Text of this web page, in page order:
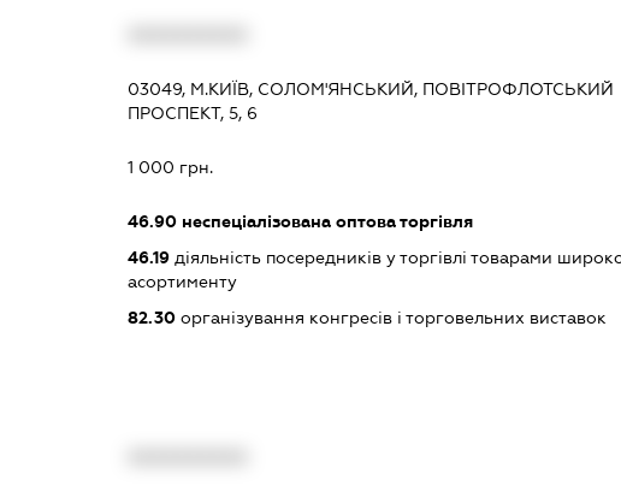
03049, М.КИЇВ, СОЛОМ'ЯНСЬКИЙ, ПОВІТРОФЛОТСЬКИЙ
ПРОСПЕКТ, 5, 6
1 000 грн.
46.90неспеціалізована оптова торгівля
46.19діяльність посередників у торгівлі товарами
асортименту
82.30організування конгресів і торговельних виставок